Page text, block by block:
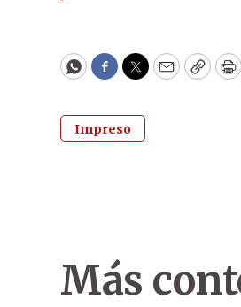
WhatsApp
Facebook
Twitter
EmailCopy
Impreso
Más